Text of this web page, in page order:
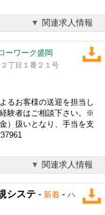
関連求人情報
ーワーク盛岡
丁目１番２１号
るお客様の送迎を担当し
験者はご相談下さい。※
）扱いとなり、手当を支
関連求人情報
システ - 新着 - ハ